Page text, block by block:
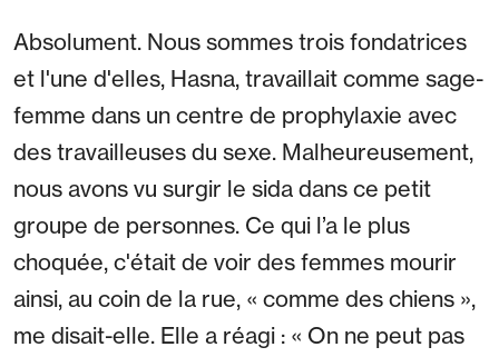
Absolument. Nous sommes trois fondatrices
et l'une d'elles, Hasna, travaillait comme sage-
femme dans un centre de prophylaxie avec
des travailleuses du sexe. Malheureusement,
nous avons vu surgir le sida dans ce petit
groupe de personnes. Ce qui l’a le plus
choquée, c'était de voir des femmes mourir
ainsi, au coin de la rue, « comme des chiens »,
me disait-elle. Elle a réagi : « On ne peut pas